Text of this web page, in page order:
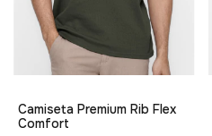
Camiseta Premium Rib Flex
Comfort